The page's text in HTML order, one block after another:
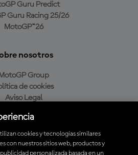
Guru Predict
Guru Racing 25/26
MotoGP™26
nosotros
MotoGP Group
de cookies
Aviso Legal
de compra
cookies y tecnologías similares
con nuestros sitios web, productos y
personalizada basada en un